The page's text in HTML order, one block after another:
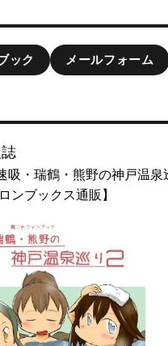
ック メールフォーム
吸・瑞鶴・熊野の神戸温泉
ンブックス通販】